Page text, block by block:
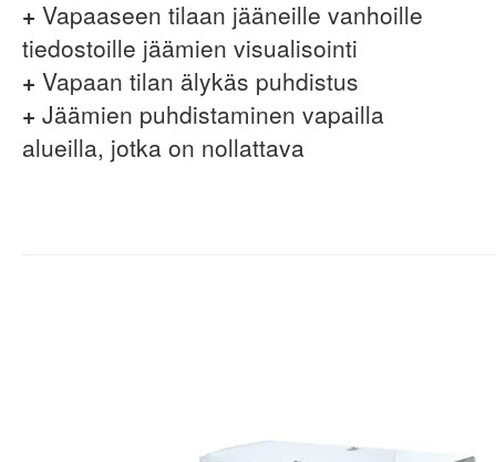
+ Vapaaseen tilaan jääneille vanhoille
tiedostoille jäämien visualisointi
+ Vapaan tilan älykäs puhdistus
+ Jäämien puhdistaminen vapailla
alueilla, jotka on nollattava